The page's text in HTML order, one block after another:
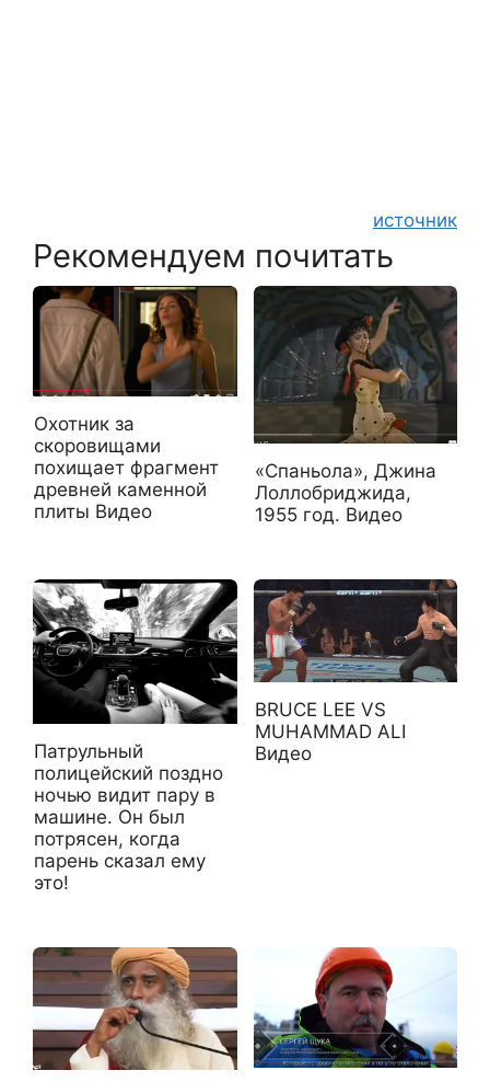
источник
Рекомендуем почитать
Охотник за
скоровищами
похищает фрагмент
древней каменной
плиты Видео
«Спаньола», Джина
Лоллобриджида,
1955 год. Видео
Патрульный
полицейский поздно
ночью видит пару в
машине. Он был
потрясен, когда
парень сказал ему
это!
BRUCE LEE VS
MUHAMMAD ALI
Видео